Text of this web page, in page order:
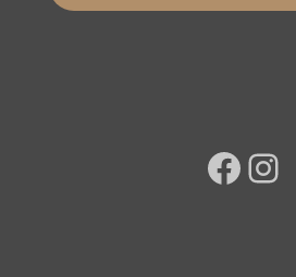
Facebook Instagram